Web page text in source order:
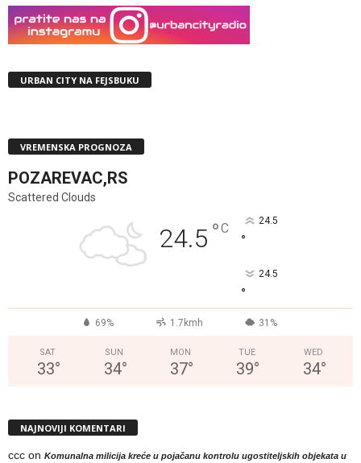
URBAN CITY NA FEJSBUKU
VREMENSKA PROGNOZA
POZAREVAC,RS
Scattered Clouds
24.5 °C 24.5
°
24.5
°
69% 1.7kmh 31%
SAT
33°
SUN
34°
MON
37°
TUE
39°
WED
34°
NAJNOVIJI KOMENTARI
ccc on Komunalna milicija kreće u pojačanu kontrolu ugostiteljskih objekata u